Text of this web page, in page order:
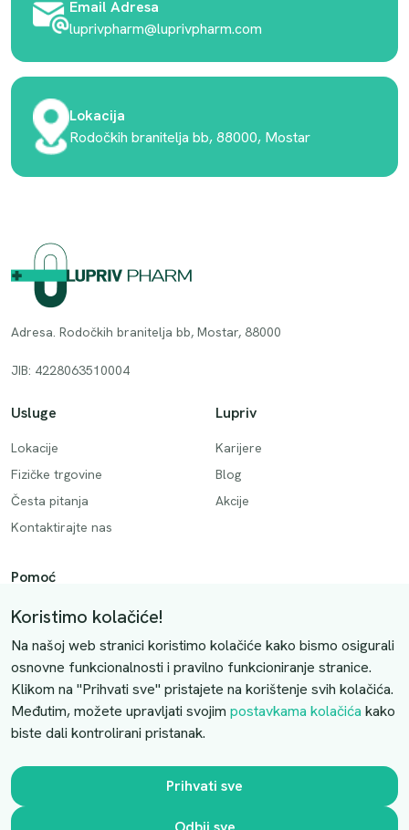
Email Adresa
luprivpharm@luprivpharm.com
Lokacija
Rodočkih branitelja bb, 88000, Mostar
Adresa. Rodočkih branitelja bb, Mostar, 88000
JIB: 4228063510004
Usluge
Lokacije
Fizičke trgovine
Česta pitanja
Kontaktirajte nas
Lupriv
Karijere
Blog
Akcije
Pomoć
Način plaćanja
Dostava
Povrati i otkazivanje
Uslovi kupovine
Kontaktirajte nas
Slobodno nas kontaktirajte putem e-maila:
luprivpharm@luprivpharm.com
Koristimo kolačiće!
Na našoj web stranici koristimo kolačiće kako bismo osigurali
osnovne funkcionalnosti i pravilno funkcioniranje stranice.
Klikom na "Prihvati sve" pristajete na korištenje svih kolačića.
Međutim, možete upravljati svojim postavkama kolačića kako
biste dali kontrolirani pristanak.
Prihvati sve